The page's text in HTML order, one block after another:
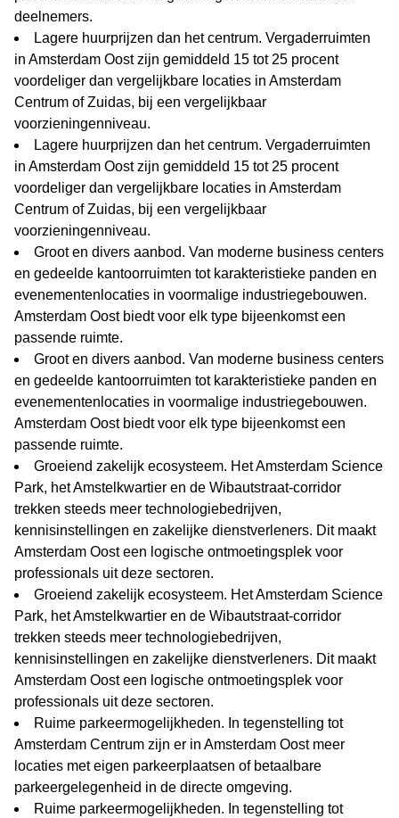
deelnemers.
Lagere huurprijzen dan het centrum. Vergaderruimten
in Amsterdam Oost zijn gemiddeld 15 tot 25 procent
voordeliger dan vergelijkbare locaties in Amsterdam
Centrum of Zuidas, bij een vergelijkbaar
voorzieningenniveau.
Lagere huurprijzen dan het centrum. Vergaderruimten
in Amsterdam Oost zijn gemiddeld 15 tot 25 procent
voordeliger dan vergelijkbare locaties in Amsterdam
Centrum of Zuidas, bij een vergelijkbaar
voorzieningenniveau.
Groot en divers aanbod. Van moderne business centers
en gedeelde kantoorruimten tot karakteristieke panden en
evenementenlocaties in voormalige industriegebouwen.
Amsterdam Oost biedt voor elk type bijeenkomst een
passende ruimte.
Groot en divers aanbod. Van moderne business centers
en gedeelde kantoorruimten tot karakteristieke panden en
evenementenlocaties in voormalige industriegebouwen.
Amsterdam Oost biedt voor elk type bijeenkomst een
passende ruimte.
Groeiend zakelijk ecosysteem. Het Amsterdam Science
Park, het Amstelkwartier en de Wibautstraat-corridor
trekken steeds meer technologiebedrijven,
kennisinstellingen en zakelijke dienstverleners. Dit maakt
Amsterdam Oost een logische ontmoetingsplek voor
professionals uit deze sectoren.
Groeiend zakelijk ecosysteem. Het Amsterdam Science
Park, het Amstelkwartier en de Wibautstraat-corridor
trekken steeds meer technologiebedrijven,
kennisinstellingen en zakelijke dienstverleners. Dit maakt
Amsterdam Oost een logische ontmoetingsplek voor
professionals uit deze sectoren.
Ruime parkeermogelijkheden. In tegenstelling tot
Amsterdam Centrum zijn er in Amsterdam Oost meer
locaties met eigen parkeerplaatsen of betaalbare
parkeergelegenheid in de directe omgeving.
Ruime parkeermogelijkheden. In tegenstelling tot